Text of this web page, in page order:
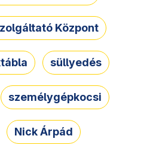
Központ
süllyedés
személygépkocsi
Nick Árpád